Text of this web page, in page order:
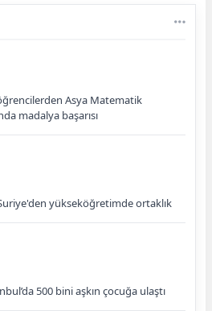
Asya Matematik
madalya başarısı
yükseköğretimde ortaklık
500 bini aşkın çocuğa ulaştı